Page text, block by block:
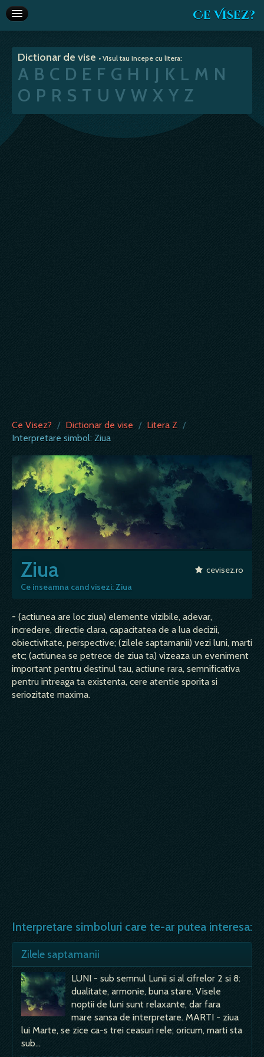
Ce Visez?
Interpretare vise
Articole
Va recomandam
Dictionar de vise • Visul tau incepe cu litera:
A B C D E F G H I J K L M N
O P R S T U V W X Y Z
Ce Visez? / Dictionar de vise / Litera Z /
Interpretare simbol: Ziua
Ziua
Ce inseamna cand visezi: Ziua
cevisez.ro
- (actiunea are loc ziua) elemente vizibile, adevar,
incredere, directie clara, capacitatea de a lua decizii,
obiectivitate, perspective; (zilele saptamanii) vezi luni, marti
etc; (actiunea se petrece de ziua ta) vizeaza un eveniment
important pentru destinul tau, actiune rara, semnificativa
pentru intreaga ta existenta, cere atentie sporita si
seriozitate maxima.
Interpretare simboluri care te-ar putea interesa:
Zilele saptamanii
LUNI - sub semnul Lunii si al cifrelor 2 si 8:
dualitate, armonie, buna stare. Visele
noptii de luni sunt relaxante, dar fara
mare sansa de interpretare. MARTI - ziua
lui Marte, se zice ca-s trei ceasuri rele; oricum, marti sta
sub…